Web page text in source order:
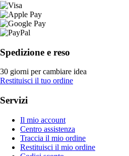
Spedizione e reso
30 giorni per cambiare idea
Restituisci il tuo ordine
Servizi
Il mio account
Centro assistenza
Traccia il mio ordine
Restituisci il mio ordine